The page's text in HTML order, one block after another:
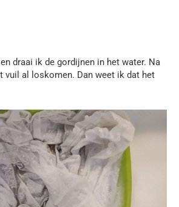
draai ik de gordijnen in het water. Na
vuil al loskomen. Dan weet ik dat het